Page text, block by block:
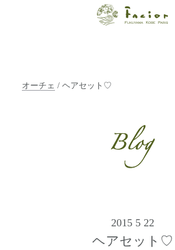
ン ファシオー
輝く美をトータ
ルでご提案しま
す。
オーチェ / ヘアセット♡
2015 5 22
ヘアセット♡